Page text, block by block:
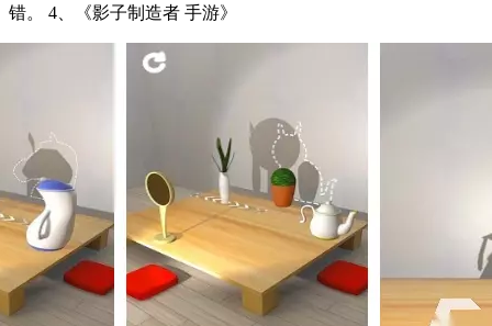
错。 4、《影子制造者 手游》